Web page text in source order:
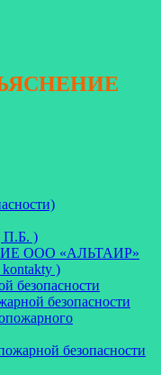
П.Б. )
ООО «АЛЬТАИР»
)
безопасности
безопасности
безопасности